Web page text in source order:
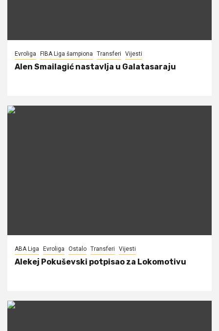
Evroliga FIBA Liga šampiona Transferi Vijesti
Alen Smailagić nastavlja u Galatasaraju
ABA Liga Evroliga Ostalo Transferi Vijesti
Alekej Pokuševski potpisao za Lokomotivu